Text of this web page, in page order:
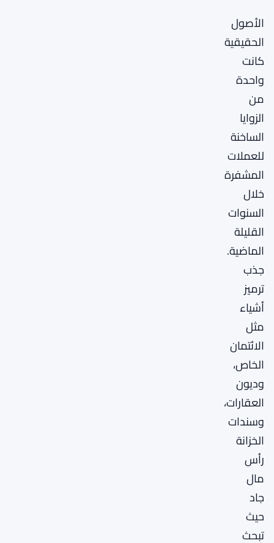
الأصول
الحقيقية
كانت
واحدة
من
الزوايا
الساخنة
للعملات
المشفرة
خلال
السنوات
القليلة
الماضية.
جذب
ترميز
أشياء
مثل
الائتمان
الخاص،
وديون
العقارات،
وسندات
الخزانة
رأس
مال
جاد
حيث
تبحث